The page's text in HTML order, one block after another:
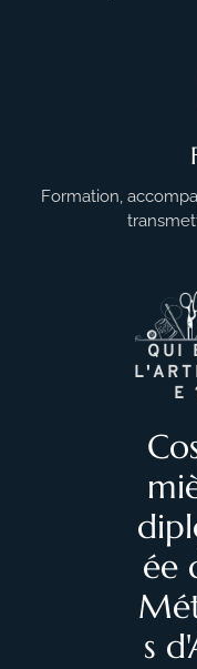
Formation,
QUI
E
ée
s